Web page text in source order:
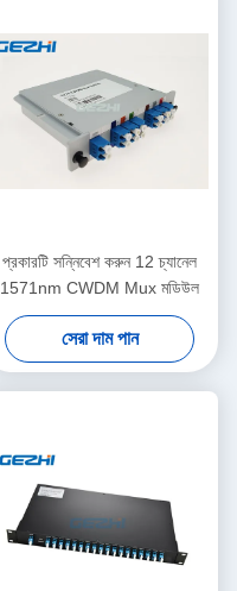
প্রকারটি সন্নিবেশ করুন 12 চ্যানেল
1571nm CWDM Mux মডিউল
সেরা দাম পান